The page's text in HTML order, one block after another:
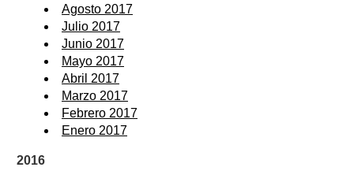
Agosto 2017
Julio 2017
Junio 2017
Mayo 2017
Abril 2017
Marzo 2017
Febrero 2017
Enero 2017
2016